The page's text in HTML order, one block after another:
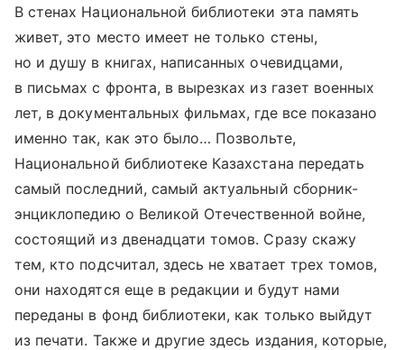
В стенах Национальной библиотеки эта память
живет, это место имеет не только стены,
но и душу в книгах, написанных очевидцами,
в письмах с фронта, в вырезках из газет военных
лет, в документальных фильмах, где все показано
именно так, как это было… Позвольте,
Национальной библиотеке Казахстана передать
самый последний, самый актуальный сборник-
энциклопедию о Великой Отечественной войне,
состоящий из двенадцати томов. Сразу скажу
тем, кто подсчитал, здесь не хватает трех томов,
они находятся еще в редакции и будут нами
переданы в фонд библиотеки, как только выйдут
из печати. Также и другие здесь издания, которые,